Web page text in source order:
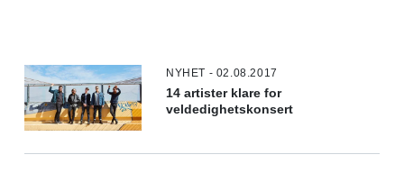
NYHET - 02.08.2017
14 artister klare for
veldedighetskonsert